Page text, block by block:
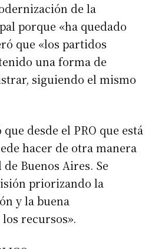
*
de la
porque «ha quedado
que «los partidos
una forma de
siguiendo el mismo
desde el PRO que está
hacer de otra manera
Buenos Aires. Se
priorizando la
y la buena
recursos».